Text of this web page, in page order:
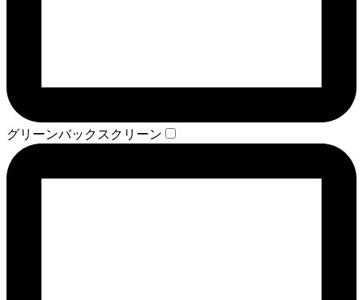
グリーンバックスクリーン